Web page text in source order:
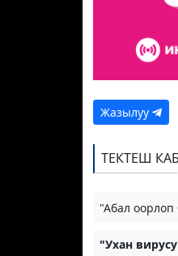
Жазылуу
ТЕКТЕШ
"Абал
"Ухан